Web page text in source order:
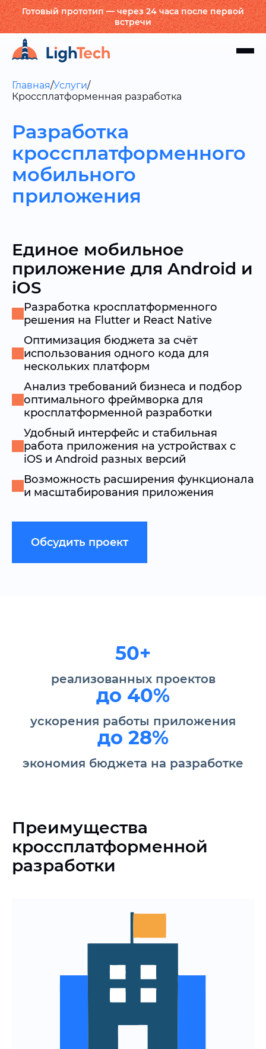
Готовый прототип — через 24 часа после первой
встречи
Главная/Услуги/
Кроссплатформенная разработка
Разработка
кроссплатформенного
мобильного
приложения
Единое мобильное
приложение для Android и
iOS
Разработка кросплатформенного
решения на Flutter и React Native
Оптимизация бюджета за счёт
использования одного кода для
нескольких платформ
Анализ требований бизнеса и подбор
оптимального фреймворка для
кросплатформенной разработки
Удобный интерфейс и стабильная
работа приложения на устройствах с
iOS и Android разных версий
Возможность расширения функционала
и масштабирования приложения
Обсудить проект
50+
реализованных проектов
до 40%
ускорения работы приложения
до 28%
экономия бюджета на разработке
Преимущества
кроссплатформенной
разработки
Решение бизнес-задач через единое
приложение для iOS и Android
Повышение ценности продукта за
Возможность масштабирования и
добавления новых функций